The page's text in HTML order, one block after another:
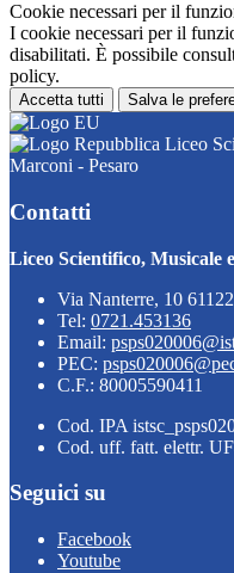
Cookie necessari per il
I cookie necessari per il
disabilitati. È possibile
policy.
Accetta tutti Salva le
Liceo
Marconi - Pesaro
Contatti
Liceo Scientifico, Musicale
Via Nanterre, 10
Tel: 0721.453136
Email:
PEC:
C.F.: 80005590411
Cod. IPA
Cod. uff. fatt. elettr.
Seguici su
Facebook
Youtube